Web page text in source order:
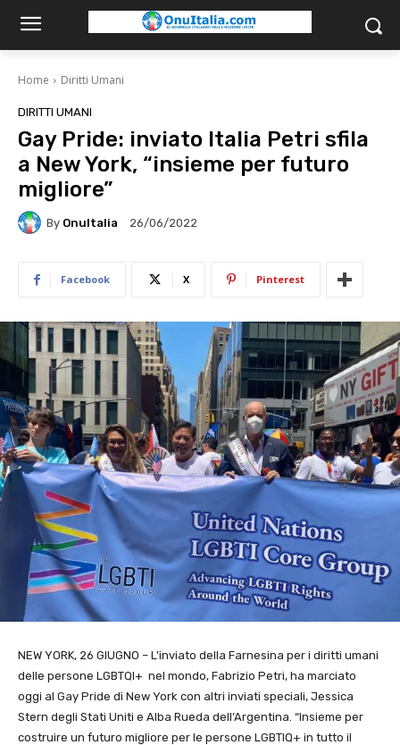
Home Diritti Umani
DIRITTI UMANI
Gay Pride: inviato Italia Petri sfila
a New York, “insieme per futuro
migliore”
By OnuItalia 26/06/2022
Facebook X Pinterest
NEW YORK, 26 GIUGNO – L’inviato della Farnesina per i diritti umani
delle persone LGBTQI+ nel mondo, Fabrizio Petri, ha marciato
oggi al Gay Pride di New York con altri inviati speciali, Jessica
Stern degli Stati Uniti e Alba Rueda dell’Argentina. “Insieme per
costruire un futuro migliore per le persone LGBTIQ+ in tutto il